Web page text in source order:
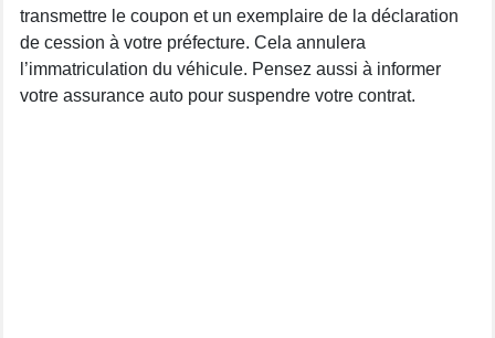
transmettre le coupon et un exemplaire de la déclaration
de cession à votre préfecture. Cela annulera
l’immatriculation du véhicule. Pensez aussi à informer
votre assurance auto pour suspendre votre contrat.